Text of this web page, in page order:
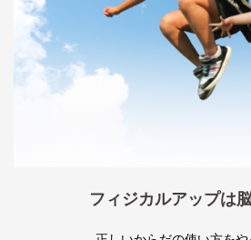
フィジカルアップは